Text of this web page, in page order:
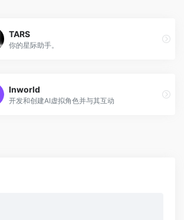
TARS
你的星际助手。
Inworld
开发和创建AI虚拟角色并与其互动